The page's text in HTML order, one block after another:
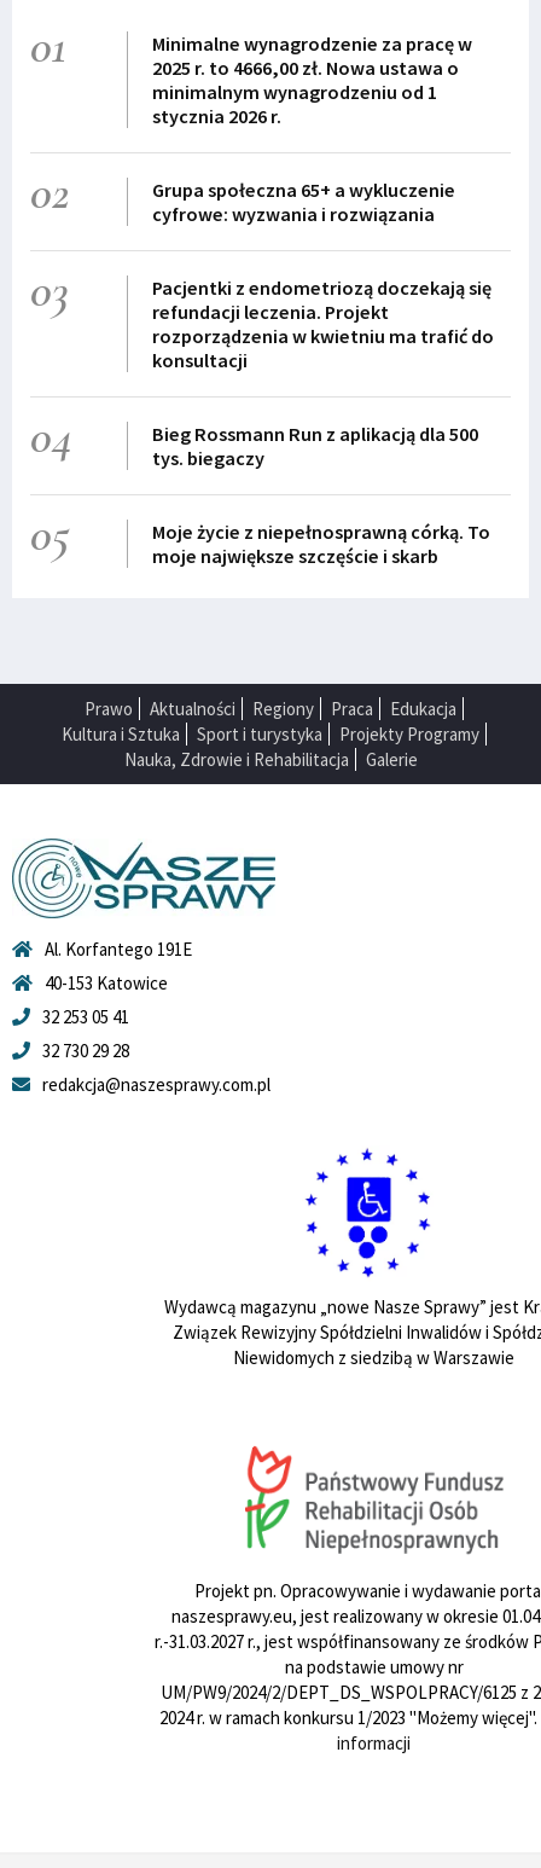
01
Minimalne wynagrodzenie za pracę w
2025 r. to 4666,00 zł. Nowa ustawa o
minimalnym wynagrodzeniu od 1
stycznia 2026 r.
02
Grupa społeczna 65+ a wykluczenie
cyfrowe: wyzwania i rozwiązania
03
Pacjentki z endometriozą doczekają się
refundacji leczenia. Projekt
rozporządzenia w kwietniu ma trafić do
konsultacji
04
Bieg Rossmann Run z aplikacją dla 500
tys. biegaczy
05
Moje życie z niepełnosprawną córką. To
moje największe szczęście i skarb
Prawo Aktualności Regiony Praca
Edukacja
Kultura i Sztuka
Sport i turystyka
Projekty Programy
Nauka, Zdrowie i Rehabilitacja
Galerie
Al. Korfantego 191E
40-153 Katowice
32 253 05 41
32 730 29 28
redakcja@naszesprawy.com.pl
Wydawcą magazynu „nowe Nasze Sprawy” jest
Związek Rewizyjny Spółdzielni Inwalidów i
Niewidomych z siedzibą w Warszawie
Projekt pn. Opracowywanie i wydawanie
naszesprawy.eu, jest realizowany w okresie
r.-31.03.2027 r., jest współfinansowany ze środków
na podstawie umowy nr
UM/PW9/2024/2/DEPT_DS_WSPOLPRACY/6125 z
2024 r. w ramach konkursu 1/2023 "Możemy więcej".
informacji